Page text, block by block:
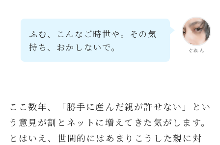
ぐれん
ふむ、こんなご時世や。その気
持ち、おかしないで。
ここ数年、「勝手に産んだ親が許せない」とい
う意見が割とネットに増えてきた気がします。
とはいえ、世間的にはあまりこうした親に対